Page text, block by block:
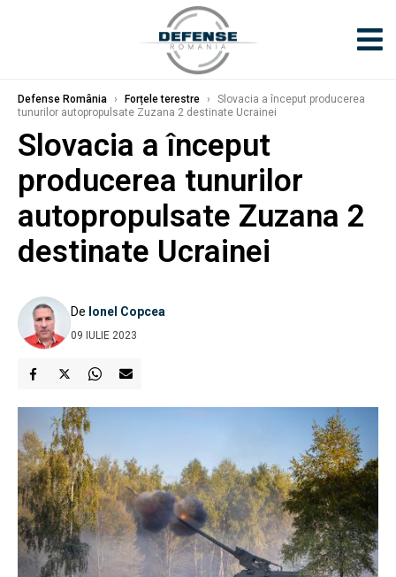
Defense România › Forțele terestre ›
Slovacia a început producerea
tunurilor autopropulsate Zuzana 2 destinate Ucrainei
Slovacia a început
producerea tunurilor
autopropulsate Zuzana 2
destinate Ucrainei
De Ionel Copcea
09 IULIE 2023